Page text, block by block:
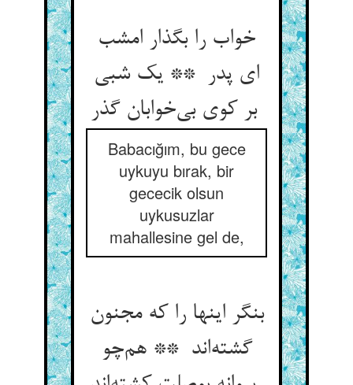
خواب را بگذار امشب
ای پدر ** یک شبی
بر کوی بی‌خوابان گذر
Babacığım, bu gece
uykuyu bırak, bir
gececik olsun
uykusuzlar
mahallesine gel de,
بنگر اینها را که مجنون
گشته‌اند ** هم‌چو